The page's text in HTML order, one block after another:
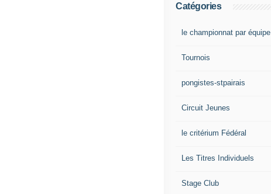
Catégories
le championnat par équipe
Tournois
pongistes-stpairais
Circuit Jeunes
le critérium Fédéral
Les Titres Individuels
Stage Club